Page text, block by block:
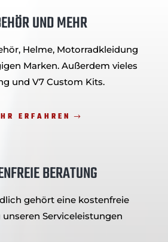
UND MEHR
Helme, Motorradkleidung
Marken. Außerdem vieles
und V7 Custom Kits.
ERFAHREN
BERATUNG
gehört eine kostenfreie
unseren Serviceleistungen